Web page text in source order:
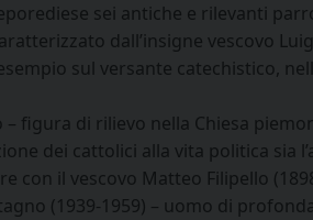
sei antiche e rilevanti
dall’insigne vescovo
sul versante catechistico,
– figura di rilievo nella Chiesa
dei cattolici alla vita politica sia
con il vescovo Matteo Filipello
(1939-1959) – uomo di